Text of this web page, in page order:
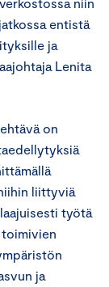
entistä
ja
Lenita
on
liittyviä
työtä
ja